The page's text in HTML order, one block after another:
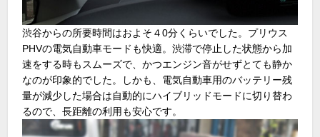
渋谷からの所要時間はおよそ４0分くらいでした。プリウス
PHVの電気自動車モードも快適。渋滞で停止した状態から加
速をする時もスムーズで、かつエンジン音がせずとても静か
なのが印象的でした。しかも、電気自動車用のバッテリー残
量が減少した場合は自動的にハイブリッドモードに切り替わ
るので、長距離の利用も安心です。